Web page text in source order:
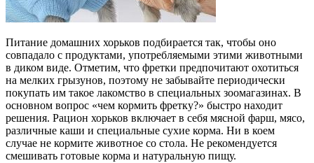
Питание домашних хорьков подбирается так, чтобы оно
совпадало с продуктами, употребляемыми этими животными
в диком виде. Отметим, что фретки предпочитают охотиться
на мелких грызунов, поэтому не забывайте периодически
покупать им такое лакомство в специальных зоомагазинах. В
основном вопрос «чем кормить фретку?» быстро находит
решения. Рацион хорьков включает в себя мясной фарш, мясо,
различные каши и специальные сухие корма. Ни в коем
случае не кормите животное со стола. Не рекомендуется
смешивать готовые корма и натуральную пищу.